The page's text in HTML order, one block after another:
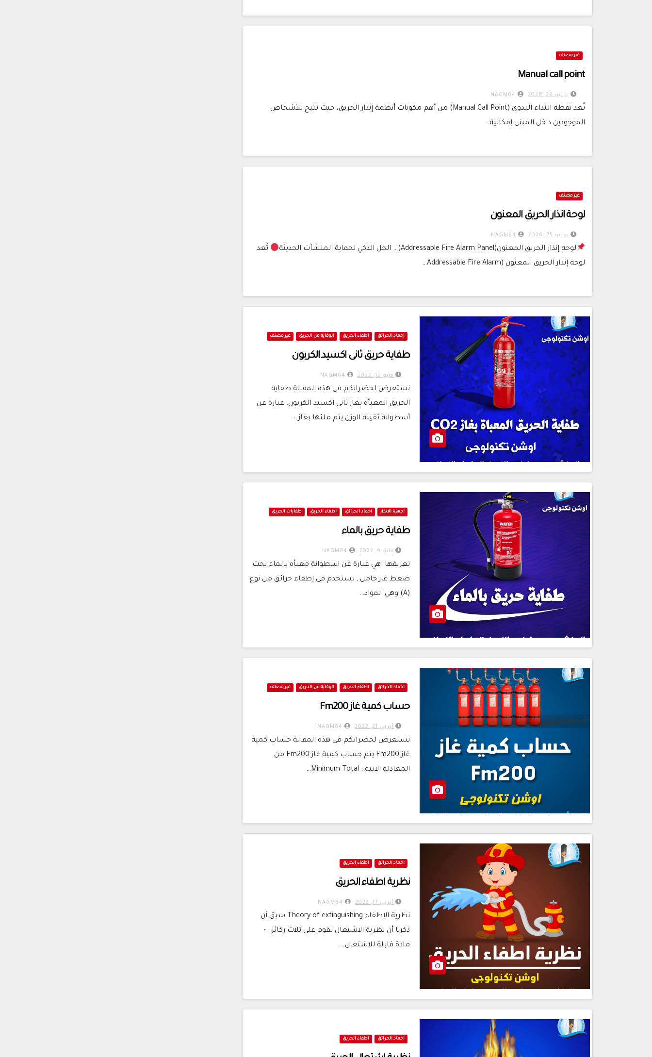
غير مصنف
Manual call point
يونيو 28, 2026
تُعد نقطة النداء اليدوي (Manual Call Point) من أهم مكونات أنظمة إنذار الحريق، حيث تتيح للأشخاص
الموجودين داخل المبنى إمكانية…
غير مصنف
لوحة انذار الحريق المعنون
يونيو 25, 2026
لوحة إنذار الحريق المعنون(Addressable Fire Alarm Panel)… الحل الذكي لحماية المنشآت الحديثة
تُعد
لوحة إنذار الحريق المعنون (Addressable Fire Alarm…
اخماد الحرائق اطفاء الحريق الوقاية من الحريق غير مصنف
طفاية حريق ثانى اكسيد الكربون
مايو 12, 2022 NAGM84
نستعرض لحضراتكم فى هذه المقالة طفاية
الحريق المعبأة بغاز ثانى اكسيد الكربون. عبارة عن
أسطوانة ثقيلة الوزن يتم ملئها بغاز…
اجهزة الانذار اخماد الحرائق اطفاء الحريق طفايات الحريق
طفاية حريق بالماء
مايو 9, 2022 NAGM84
تعريفها :هي عبارة عن اسطوانة معبأه بالماء تحت
ضغط غاز خامل , تستخدم في إطفاء حرائق من نوع
(A) وهي المواد…
اخماد الحرائق اطفاء الحريق الوقاية من الحريق غير مصنف
حساب كمية غاز Fm200
أبريل 21, 2022 NAGM84
نستعرض لحضراتكم فى هذه المقالة حساب كمية
غاز Fm200 يتم حساب كمية غاز Fm200 من
المعادلة الاتيه : Minimum Total…
اخماد الحرائق اطفاء الحريق
نظرية اطفاء الحريق
أبريل 17, 2022 NAGM84
نظرية الإطفاء Theory of extinguishing سبق أن
ذكرنا أن نظرية الاشتعال تقوم على ثلاث ركائز : •
مادة قابلة للاشتعال…
اخماد الحرائق اطفاء الحريق